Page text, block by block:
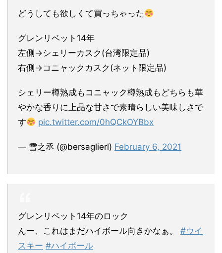
どうしても欲しくて買っちゃった
グレンリベット14年
左側→シェリーカスク(台湾限定品)
右側→コニャックカスク(ネット限定品)
シェリー樽熟成もコニャック樽熟成もどちらも華
やかな香りに上品な甘さで素晴らしい美味しさで
す
pic.twitter.com/0hQCkOYBbx
— 雪之丞 (@bersaglierl) February 6, 2021
グレンリベット14年のロック
んー、これはまだハイボール向きかなぁ。 #ウイ
スキー #ハイボール